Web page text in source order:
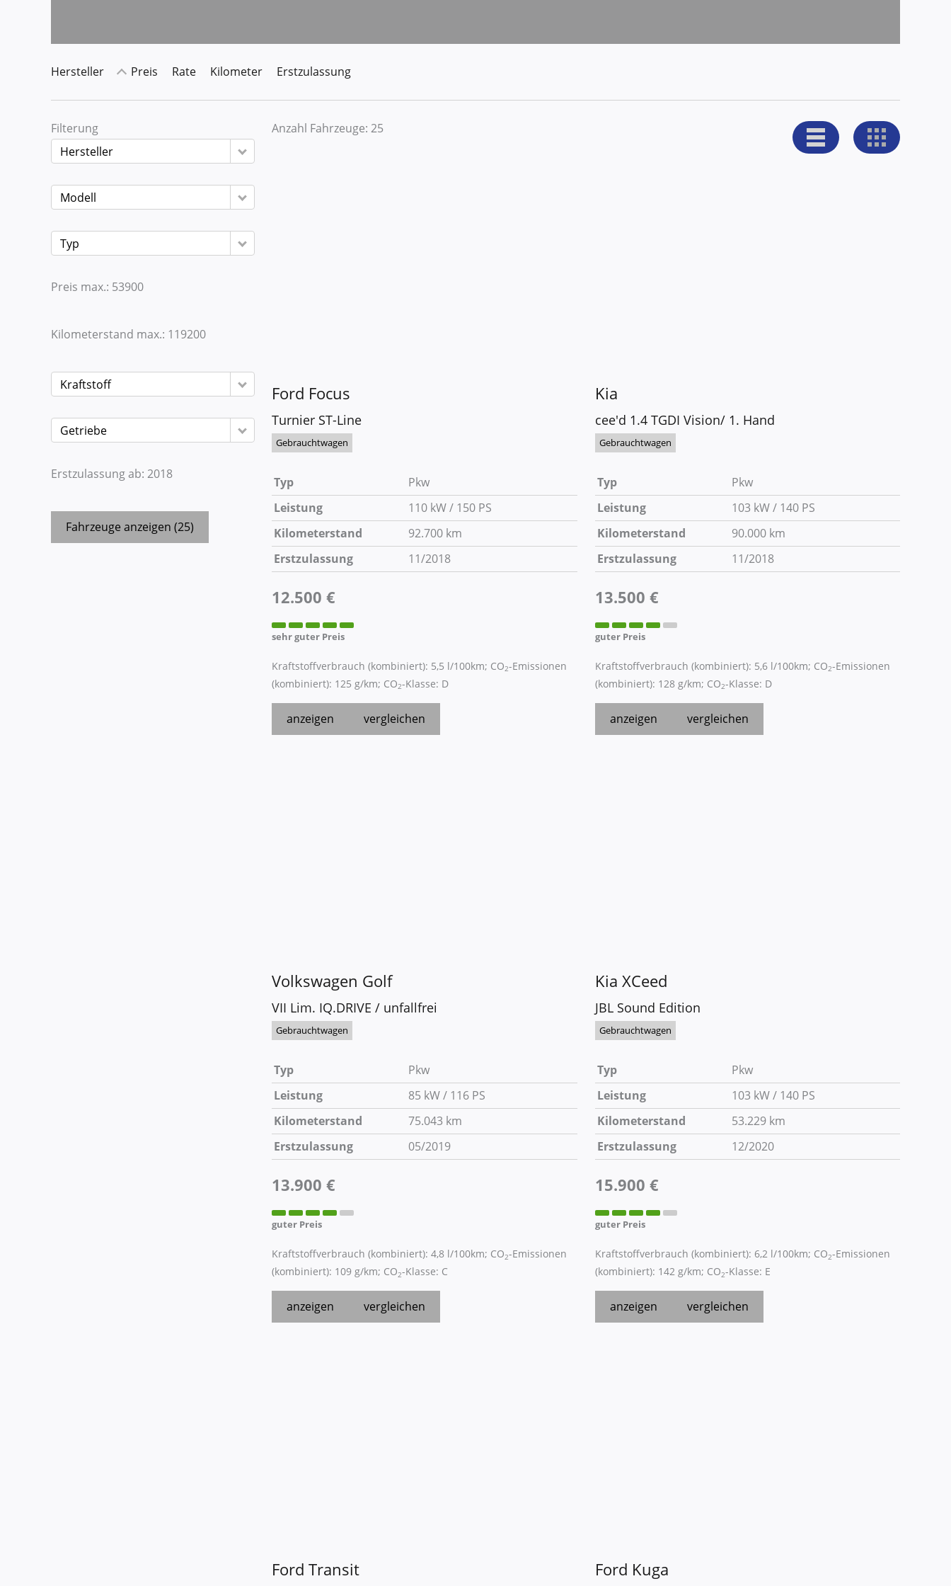
Hersteller Preis Rate Kilometer Erstzulassung
Filterung
Hersteller
Modell
Typ
Preis max.: 53900
Kilometerstand max.: 119200
Kraftstoff
Getriebe
Erstzulassung ab: 2018
Fahrzeuge anzeigen (25)
Anzahl Fahrzeuge: 25
Ford Focus
Turnier ST-Line
Gebrauchtwagen
Typ
Pkw
Leistung
110 kW / 150 PS
Kilometerstand
92.700 km
Erstzulassung
11/2018
12.500 €
sehr guter Preis
Kraftstoffverbrauch (kombiniert): 5,5 l/100km; CO2-Emissionen
(kombiniert): 125 g/km; CO2-Klasse: D
anzeigen vergleichen
Kia
cee'd 1.4 TGDI Vision/ 1. Hand
Gebrauchtwagen
Typ
Pkw
Leistung
103 kW / 140 PS
Kilometerstand
90.000 km
Erstzulassung
11/2018
13.500 €
guter Preis
Kraftstoffverbrauch (kombiniert): 5,6 l/100km; CO2-Emissionen
(kombiniert): 128 g/km; CO2-Klasse: D
anzeigen vergleichen
Volkswagen Golf
VII Lim. IQ.DRIVE / unfallfrei
Gebrauchtwagen
Typ
Pkw
Leistung
85 kW / 116 PS
Kilometerstand
75.043 km
Erstzulassung
05/2019
13.900 €
guter Preis
Kraftstoffverbrauch (kombiniert): 4,8 l/100km; CO2-Emissionen
(kombiniert): 109 g/km; CO2-Klasse: C
anzeigen vergleichen
Kia XCeed
JBL Sound Edition
Gebrauchtwagen
Typ
Pkw
Leistung
103 kW / 140 PS
Kilometerstand
53.229 km
Erstzulassung
12/2020
15.900 €
guter Preis
Kraftstoffverbrauch (kombiniert): 6,2 l/100km; CO2-Emissionen
(kombiniert): 142 g/km; CO2-Klasse: E
anzeigen vergleichen
Ford Transit Ford Kuga